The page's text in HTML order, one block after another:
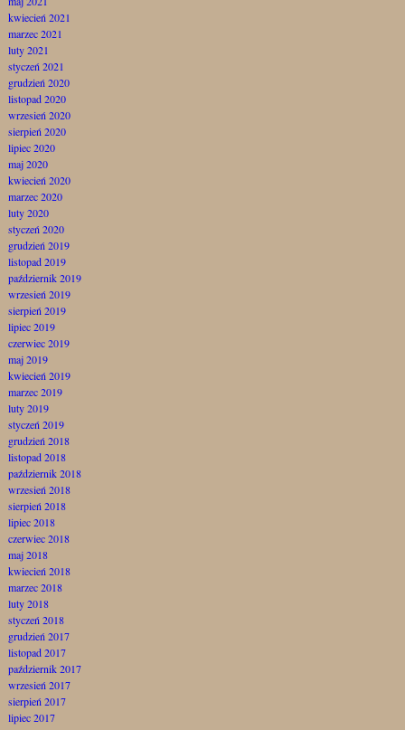
kwiecień 2021
marzec 2021
luty 2021
styczeń 2021
grudzień 2020
listopad 2020
wrzesień 2020
sierpień 2020
lipiec 2020
maj 2020
kwiecień 2020
marzec 2020
luty 2020
styczeń 2020
grudzień 2019
listopad 2019
październik 2019
wrzesień 2019
sierpień 2019
lipiec 2019
czerwiec 2019
maj 2019
kwiecień 2019
marzec 2019
luty 2019
styczeń 2019
grudzień 2018
listopad 2018
październik 2018
wrzesień 2018
sierpień 2018
lipiec 2018
czerwiec 2018
maj 2018
kwiecień 2018
marzec 2018
luty 2018
styczeń 2018
grudzień 2017
listopad 2017
październik 2017
wrzesień 2017
sierpień 2017
lipiec 2017